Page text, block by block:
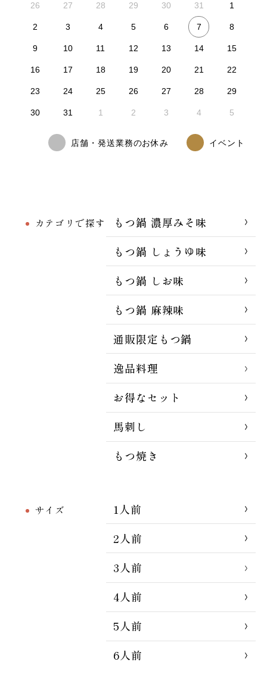
カテゴリで探す
もつ鍋 濃厚みそ味
もつ鍋 しょうゆ味
もつ鍋 しお味
もつ鍋 麻辣味
通販限定もつ鍋
逸品料理
お得なセット
馬刺し
もつ焼き
サイズ
1人前
2人前
3人前
4人前
5人前
6人前
26 27 28 29 30 31 1
2 3 4 5 6 7 8
9 10 11 12 13 14 15
16 17 18 19 20 21 22
23 24 25 26 27 28 29
30 31 1 2 3 4 5
店舗・発送業務のお休み イベント